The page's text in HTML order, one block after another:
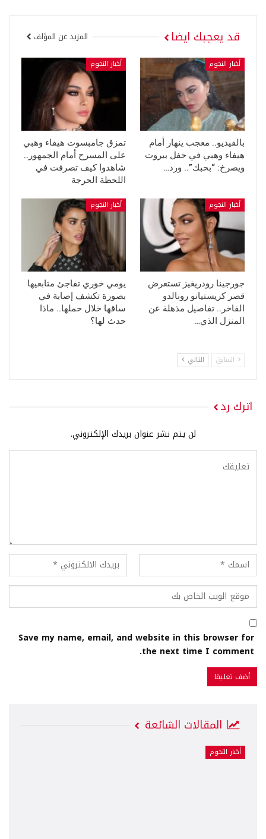
قد يعجبك ايضا المزيد عن المؤلف
أخبار النجوم
بالفيديو.. معجب ينهار أمام
هيفاء وهبي في حفل بيروت
ويصرخ: “بحبك”.. ورد…
أخبار النجوم
تمزق جامبسوت هيفاء وهبي
على المسرح أمام الجمهور..
شاهدوا كيف تصرفت في
اللحظة الحرجة
أخبار النجوم
جورجينا رودريغيز تستعرض
قصر كريستيانو رونالدو
الفاخر.. تفاصيل مذهلة عن
المنزل الذي…
أخبار النجوم
يومي خوري تفاجئ متابعيها
بصورة تكشف إصابة في
ساقها خلال حملها.. ماذا
حدث لها؟
السابق التالي
اترك رد
لن يتم نشر عنوان بريدك الإلكتروني.
Save my name, email, and website in this browser for
the next time I comment.
المقالات الشائعة
أخبار النجوم